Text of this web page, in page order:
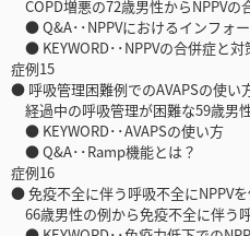
COPD増悪の72歳男性からNPPVの
● Q&A･･NPPVにおけるインフォ
● KEYWORD･･NPPVの合併症と対
症例15
● 呼吸管理困難例でのAVAPSの使い
経過中の呼吸管理が困難な59歳男
● KEYWORD･･AVAPSの使い方
● Q&A･･Ramp機能とは？
症例16
● 免疫不全に伴う呼吸不全にNPPVを
66歳男性の例から免疫不全に伴う